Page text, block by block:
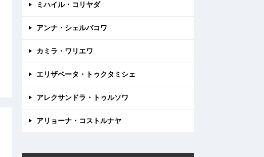
ミハイル・コリヤダ
アンナ・シェルバコワ
カミラ・ワリエワ
エリザベータ・トゥクタミシェ
アレクサンドラ・トゥルソワ
アリョーナ・コストルナヤ